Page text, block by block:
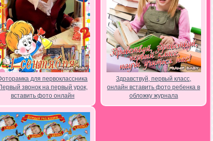
для первоклассника
звонок на первый урок,
вставить фото онлайн
Здравствуй, первый класс,
онлайн вставить фото ребенка в
обложку журнала